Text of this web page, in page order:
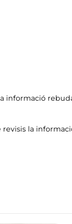
informació
la